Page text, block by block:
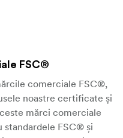
FSC®
comerciale FSC®,
noastre certificate și
mărci comerciale
FSC® și